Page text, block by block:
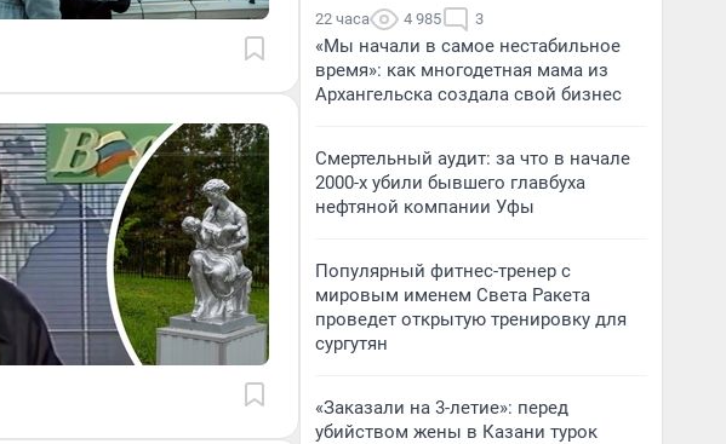
22 часа 4 985 3
«Мы начали в самое нестабильное
время»: как многодетная мама из
Архангельска создала свой бизнес
Смертельный аудит: за что в начале
2000-х убили бывшего главбуха
нефтяной компании Уфы
Популярный фитнес-тренер с
мировым именем Света Ракета
проведет открытую тренировку для
сургутян
«Заказали на 3-летие»: перед
убийством жены в Казани турок